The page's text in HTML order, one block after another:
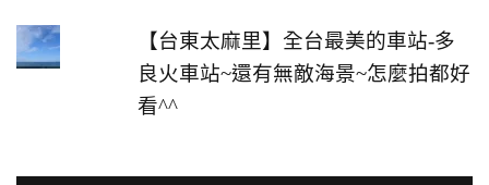
【台東太麻里】全台最美的車站-多
良火車站~還有無敵海景~怎麼拍都好
看^^